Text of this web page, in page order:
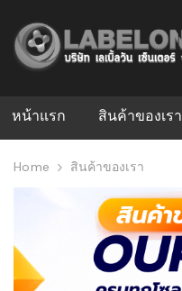
หน้าแรก สินค้าของเรา
Home สินค้าของเรา